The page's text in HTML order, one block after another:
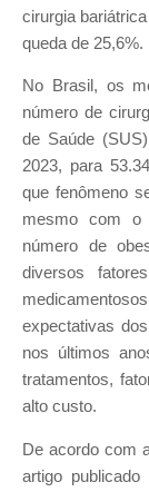
cirurgia
queda de 25,6%.
No Brasil, os
número de
de Saúde
2023, para
que fenômeno
mesmo com o
número de
diversos
expectativas
nos últimos
tratamentos,
alto custo.
De acordo com
artigo